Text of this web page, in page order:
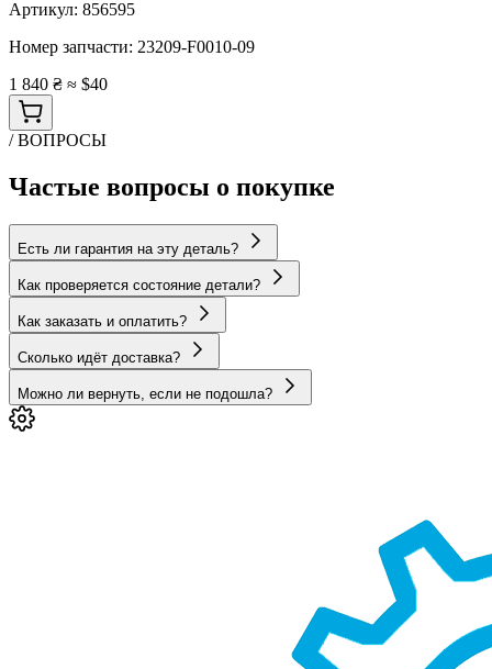
Артикул: 856595
Номер запчасти: 23209-F0010-09
1 840 ₴ ≈ $40
/ ВОПРОСЫ
Частые вопросы о покупке
Есть ли гарантия на эту деталь?
Как проверяется состояние детали?
Как заказать и оплатить?
Сколько идёт доставка?
Можно ли вернуть, если не подошла?